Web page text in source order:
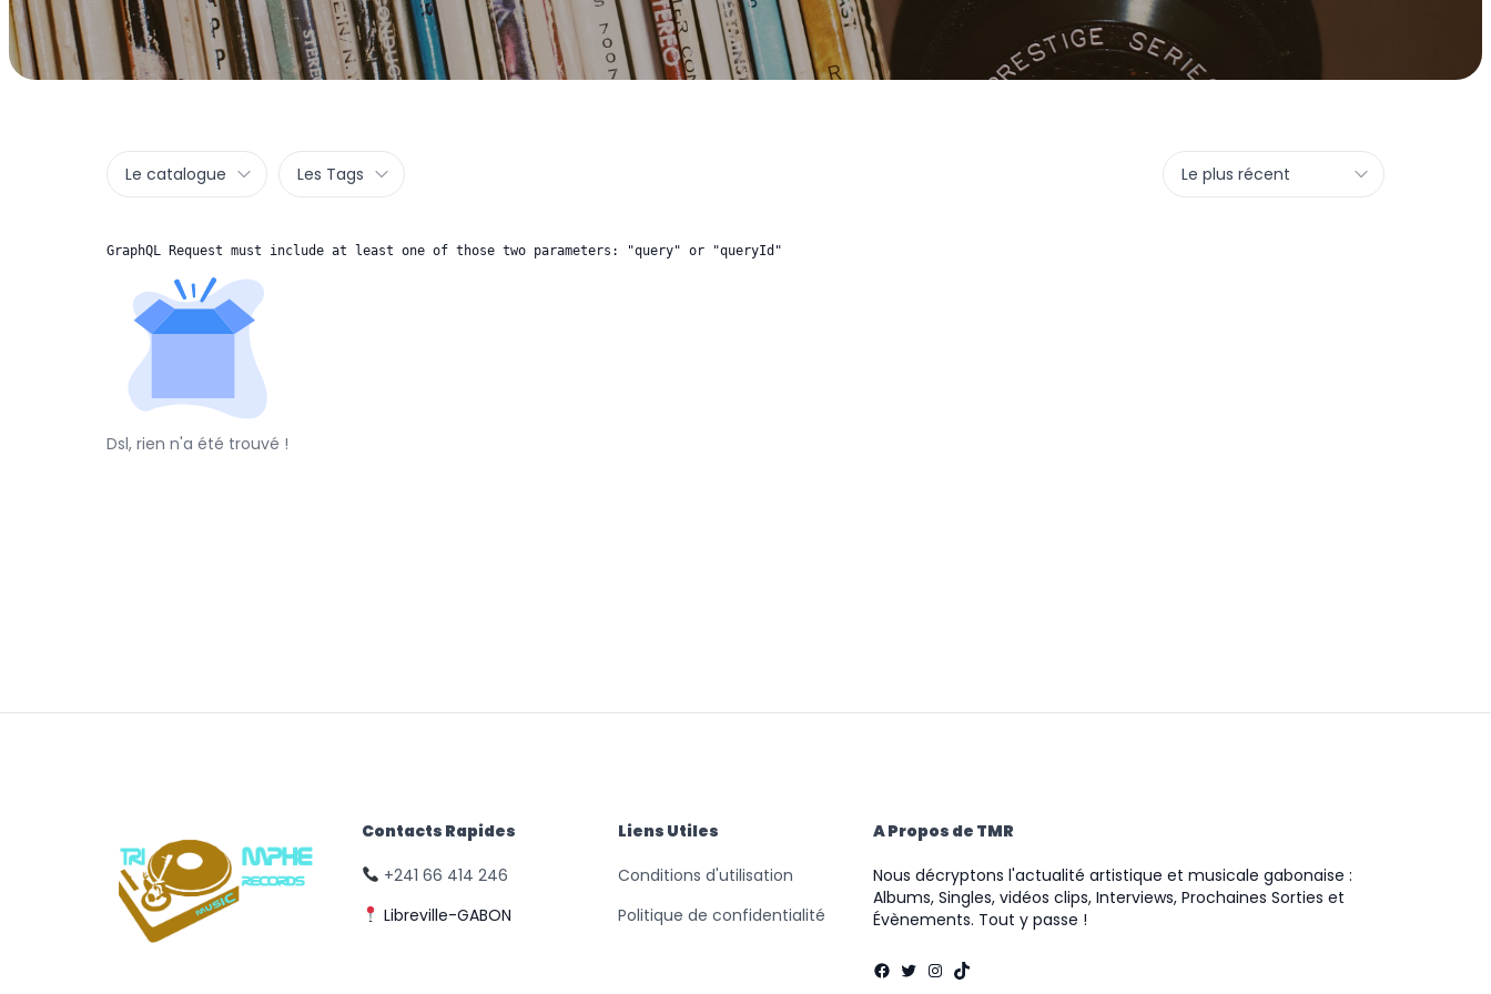
Le catalogue Les Tags Le plus récent
GraphQL Request must include at least one of those two parameters: "query" or "queryId"
Dsl, rien n'a été trouvé !
Contacts Rapides
+241 66 414 246
Libreville-GABON
Liens Utiles
Conditions d'utilisation
Politique de confidentialité
A Propos de TMR
Nous décryptons l'actualité artistique et musicale gabonaise :
Albums, Singles, vidéos clips, Interviews, Prochaines Sorties et
Évènements. Tout y passe !
Facebook
Twitter
Instagram
TikTok